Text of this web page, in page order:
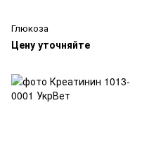
Глюкоза
Цену уточняйте